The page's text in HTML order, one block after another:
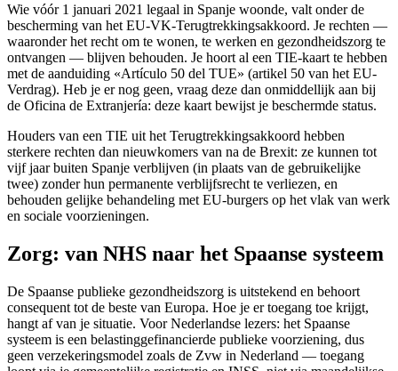
Wie vóór 1 januari 2021 legaal in Spanje woonde, valt onder de
bescherming van het EU-VK-Terugtrekkingsakkoord. Je rechten —
waaronder het recht om te wonen, te werken en gezondheidszorg te
ontvangen — blijven behouden. Je hoort al een TIE-kaart te hebben
met de aanduiding «Artículo 50 del TUE» (artikel 50 van het EU-
Verdrag). Heb je er nog geen, vraag deze dan onmiddellijk aan bij
de Oficina de Extranjería: deze kaart bewijst je beschermde status.
Houders van een TIE uit het Terugtrekkingsakkoord hebben
sterkere rechten dan nieuwkomers van na de Brexit: ze kunnen tot
vijf jaar buiten Spanje verblijven (in plaats van de gebruikelijke
twee) zonder hun permanente verblijfsrecht te verliezen, en
behouden gelijke behandeling met EU-burgers op het vlak van werk
en sociale voorzieningen.
Zorg: van NHS naar het Spaanse systeem
De Spaanse publieke gezondheidszorg is uitstekend en behoort
consequent tot de beste van Europa. Hoe je er toegang toe krijgt,
hangt af van je situatie. Voor Nederlandse lezers: het Spaanse
systeem is een belastinggefinancierde publieke voorziening, dus
geen verzekeringsmodel zoals de Zvw in Nederland — toegang